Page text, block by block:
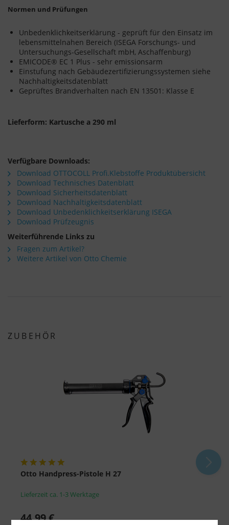
Normen und Prüfungen
Unbedenklichkeitserklärung - geprüft für den Einsatz im
lebensmittelnahen Bereich (ISEGA Forschungs- und
Untersuchungs-Gesellschaft mbH, Aschaffenburg)
EMICODE® EC 1 Plus - sehr emissionsarm
Einstufung nach Gebäudezertifizierungssystemen siehe
Nachhaltigkeitsdatenblatt
Geprüftes Brandverhalten nach EN 13501: Klasse E
Lieferform: Kartusche a 290 ml
Verfügbare Downloads:
Download OTTOCOLL Profi.Klebstoffe Produktübersicht
Download Technisches Datenblatt
Download Sicherheitsdatenblatt
Download Nachhaltigkeitsdatenblatt
Download Unbedenklichkeitserklärung ISEGA
Download Prüfzeugnis
Weiterführende Links zu
Fragen zum Artikel?
Weitere Artikel von Otto Chemie
ZUBEHÖR
Otto Handpress-Pistole H 27
Lieferzeit ca. 1-3 Werktage
44,99 €